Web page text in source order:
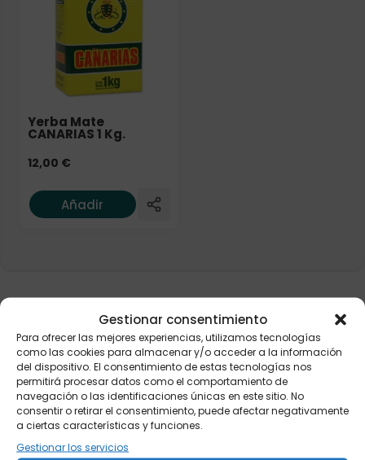
Gestionar consentimiento
Para ofrecer las mejores experiencias, utilizamos tecnologías
como las cookies para almacenar y/o acceder a la información
del dispositivo. El consentimiento de estas tecnologías nos
permitirá procesar datos como el comportamiento de
navegación o las identificaciones únicas en este sitio. No
consentir o retirar el consentimiento, puede afectar negativamente
a ciertas características y funciones.
Gestionar los servicios
Yerba Mate
CANARIAS 1 Kg.
12,00 €
Añadir